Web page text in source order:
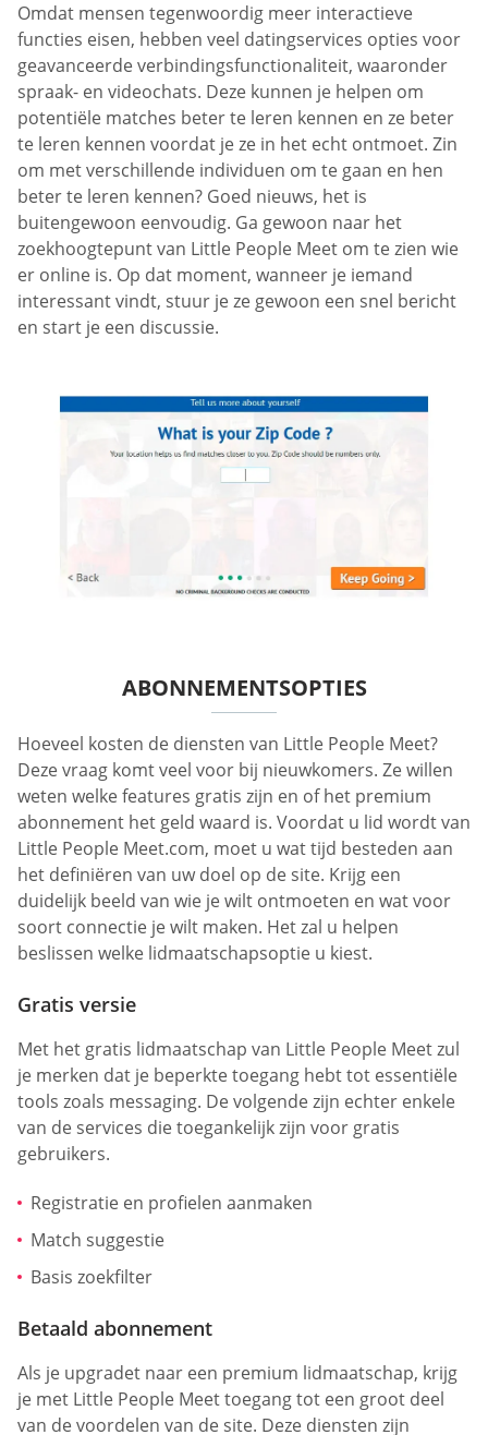
Omdat mensen tegenwoordig meer interactieve
functies eisen, hebben veel datingservices opties voor
geavanceerde verbindingsfunctionaliteit, waaronder
spraak- en videochats. Deze kunnen je helpen om
potentiële matches beter te leren kennen en ze beter
te leren kennen voordat je ze in het echt ontmoet. Zin
om met verschillende individuen om te gaan en hen
beter te leren kennen? Goed nieuws, het is
buitengewoon eenvoudig. Ga gewoon naar het
zoekhoogtepunt van Little People Meet om te zien wie
er online is. Op dat moment, wanneer je iemand
interessant vindt, stuur je ze gewoon een snel bericht
en start je een discussie.
ABONNEMENTSOPTIES
Hoeveel kosten de diensten van Little People Meet?
Deze vraag komt veel voor bij nieuwkomers. Ze willen
weten welke features gratis zijn en of het premium
abonnement het geld waard is. Voordat u lid wordt van
Little People Meet.com, moet u wat tijd besteden aan
het definiëren van uw doel op de site. Krijg een
duidelijk beeld van wie je wilt ontmoeten en wat voor
soort connectie je wilt maken. Het zal u helpen
beslissen welke lidmaatschapsoptie u kiest.
Gratis versie
Met het gratis lidmaatschap van Little People Meet zul
je merken dat je beperkte toegang hebt tot essentiële
tools zoals messaging. De volgende zijn echter enkele
van de services die toegankelijk zijn voor gratis
gebruikers.
Registratie en profielen aanmaken
Match suggestie
Basis zoekfilter
Betaald abonnement
Als je upgradet naar een premium lidmaatschap, krijg
je met Little People Meet toegang tot een groot deel
van de voordelen van de site. Deze diensten zijn